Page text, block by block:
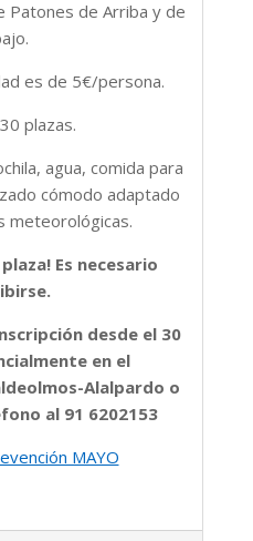
Patones de Arriba y de
es de 5€/persona.
plazas.
agua, comida para
cómodo adaptado
meteorológicas.
Es necesario
.
desde el 30
en el
Alalpardo o
al 91 6202153
MAYO